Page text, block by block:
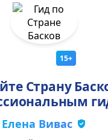
15+
Страну
Елена Вивас